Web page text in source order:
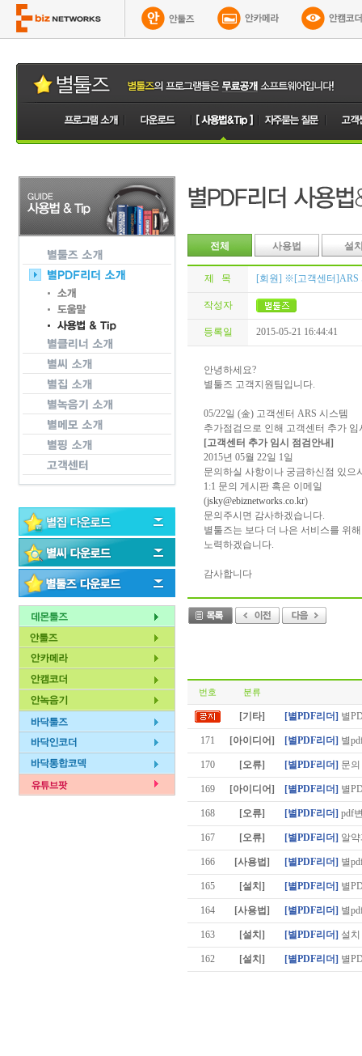
전체 사용법 설
제 목 [회원] ※[고객센터]ARS
작성자
등록일 2015-05-21 16:44:41
안녕하세요?
별툴즈 고객지원팀입니다.
05/22일 (金) 고객센터 ARS 시스템
추가점검으로 인해 고객센터 추가
[고객센터 추가 임시 점검안내]
2015년 05월 22일 1일
문의하실 사항이나 궁금하신점 있으
1:1 문의 게시판 혹은 이메일
(jsky@ebiznetworks.co.kr)
문의주시면 감사하겠습니다.
별툴즈는 보다 더 나은 서비스를 위해
노력하겠습니다.
감사합니다
번호 분류
[기타] [별PDF리더] 별
171 [아이디어] [별PDF리더] 별
170 [오류] [별PDF리더] 문
169 [아이디어] [별PDF리더] 별
168 [오류] [별PDF리더] pdf
167 [오류] [별PDF리더] 알
166 [사용법] [별PDF리더] 별
165 [설치] [별PDF리더] 별
164 [사용법] [별PDF리더] 별
163 [설치] [별PDF리더] 설
162 [설치] [별PDF리더] 별